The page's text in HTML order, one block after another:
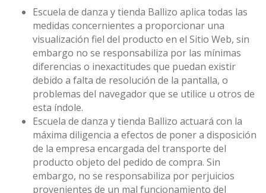
Escuela de danza y tienda Ballizo aplica todas las
medidas concernientes a proporcionar una
visualización fiel del producto en el Sitio Web, sin
embargo no se responsabiliza por las mínimas
diferencias o inexactitudes que puedan existir
debido a falta de resolución de la pantalla, o
problemas del navegador que se utilice u otros de
esta índole.
Escuela de danza y tienda Ballizo actuará con la
máxima diligencia a efectos de poner a disposición
de la empresa encargada del transporte del
producto objeto del pedido de compra. Sin
embargo, no se responsabiliza por perjuicios
provenientes de un mal funcionamiento del